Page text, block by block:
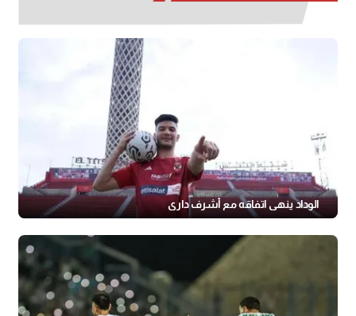
الوداد ينهي اتفاقه مع أشرف داري